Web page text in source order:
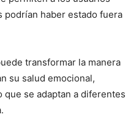
podrían haber estado fuera
transformar la manera
su salud emocional,
se adaptan a diferentes